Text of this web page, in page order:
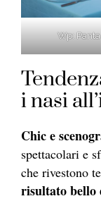
Wp:
i nasi
Chic e
spettacolari e
che rivestono
risultato bello